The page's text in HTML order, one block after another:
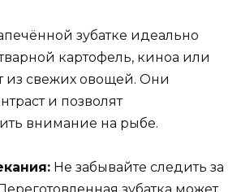
зубатке идеально
картофель, киноа или
из свежих овощей. Они
и позволят
внимание на рыбе.
Не забывайте следить за